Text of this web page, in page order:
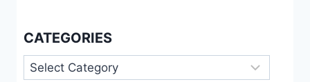
CATEGORIES
Categories